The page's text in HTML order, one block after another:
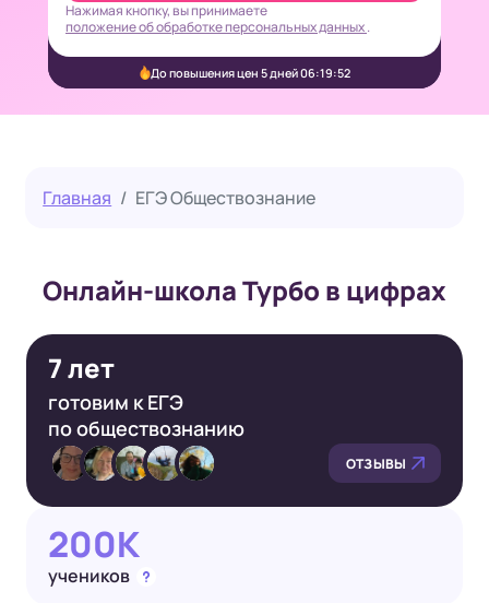
Нажимая кнопку, вы принимаете
положение об обработке персональных данных.
До повышения цен 5 дней 06:19:50
Главная ЕГЭ Обществознание
Онлайн-школа Турбо в цифрах
7 лет
готовим к ЕГЭ
по обществознанию
ОТЗЫВЫ
200K
учеников